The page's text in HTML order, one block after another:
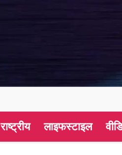
राष्ट्रीय लाइफस्टाइल